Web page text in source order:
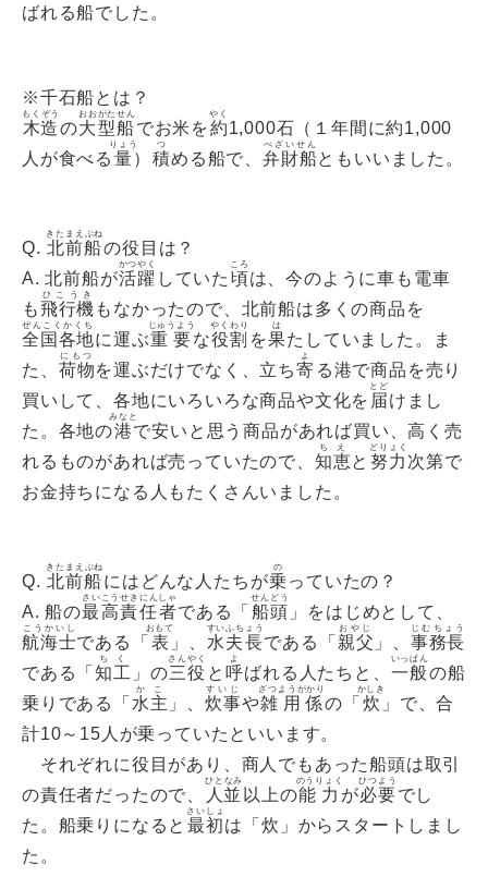
ばれる船でした。
※千石船とは？
木造
もくぞう
の大型船
おおがたせん
でお米を約
やく
1,000石（１年間に約1,000
人が食べる 量
りょう
） 積
つ
める船で、弁財船
べざいせん
ともいいました。
Q. 北前船
きたまえぶね
の役目は？
A. 北前船が活躍
かつやく
していた 頃
ころ
は、今のように車も電車
も飛行機
ひこうき
もなかったので、北前船は多くの商品を
全国各地
ぜんこくかくち
に運ぶ重要
じゅうよう
な役割
やくわり
を果
は
たしていました。ま
た、 荷物
にもつ
を運ぶだけでなく、立ち 寄
よ
る港で商品を売り
買いして、各地にいろいろな商品や文化を 届
とど
けまし
た。各地の港
みなと
で安いと思う商品があれば買い、高く売
れるものがあれば売っていたので、 知恵
ちえ
と 努力
どりょく
次第で
お金持ちになる人もたくさんいました。
Q. 北前船
きたまえぶね
にはどんな人たちが乗
の
っていたの？
A. 船の最高責任者
さいこうせきにんしゃ
である「 船頭
せんどう
」をはじめとして、
航海士
こうかいし
である「 表
おもて
」、 水夫長
すいふちょう
である「 親父
おやじ
」、 事務長
じむちょう
である「知工
ちく
」の三役
さんやく
と 呼
よ
ばれる人たちと、 一般
いっぱん
の船
乗りである「 水主
かこ
」、 炊事
すいじ
や雑用係
ざつようがかり
の「 炊
かしき
」で、合
計10～15人が乗っていたといいます。
それぞれに役目があり、商人でもあった船頭は取引
の責任者だったので、
人並
ひとなみ
以上の能力
のうりょく
が必要
ひつよう
でし
た。船乗りになると 最初
さいしょ
は「炊」からスタートしまし
た。